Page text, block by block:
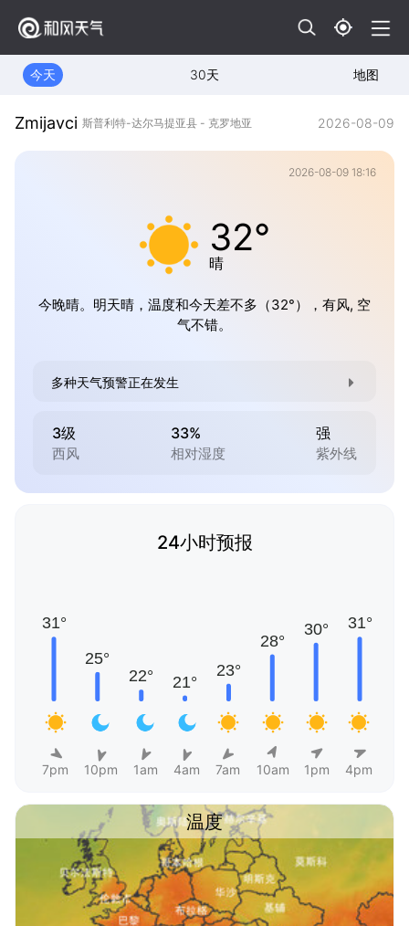
今天 30天 地图
Zmijavci 斯普利特-达尔马提亚县 - 克罗地亚 2026-08-09
2026-08-09 18:16
32°
晴
今晚晴。明天晴，温度和今天差不多（32°），有风, 空
气不错。
多种天气预警正在发生
3级
西风
33%
相对湿度
强
紫外线
24小时预报
7pm 10pm 1am 4am 7am 10am 1pm 4pm
温度